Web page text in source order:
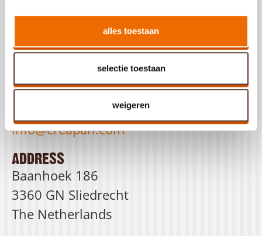
alles toestaan
selectie toestaan
weigeren
About us
contact us
+31 184 444 800
info@creapan.com
address
Baanhoek 186
3360 GN Sliedrecht
The Netherlands